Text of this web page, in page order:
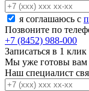
я соглашаюсь c
Позвоните по
+7 (8452) 988-000
Записаться в 1 клик
Мы уже готовы вам
Наш специалист